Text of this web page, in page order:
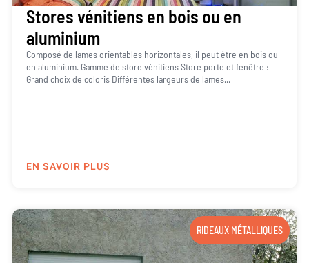
Stores vénitiens en bois ou en
aluminium
Composé de lames orientables horizontales, il peut être en bois ou
en aluminium. Gamme de store vénitiens Store porte et fenêtre :
Grand choix de coloris Différentes largeurs de lames...
EN SAVOIR PLUS
RIDEAUX MÉTALLIQUES